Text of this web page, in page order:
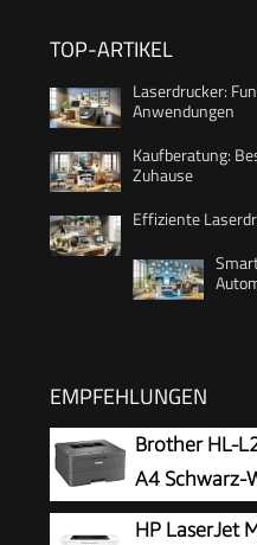
TOP-ARTIKEL
Laserdrucker:
Anwendungen
Kaufberatung:
Zuhause
Effiziente
EMPFEHLUNGEN
Brother HL-
A4 Schwarz-
HP LaserJet